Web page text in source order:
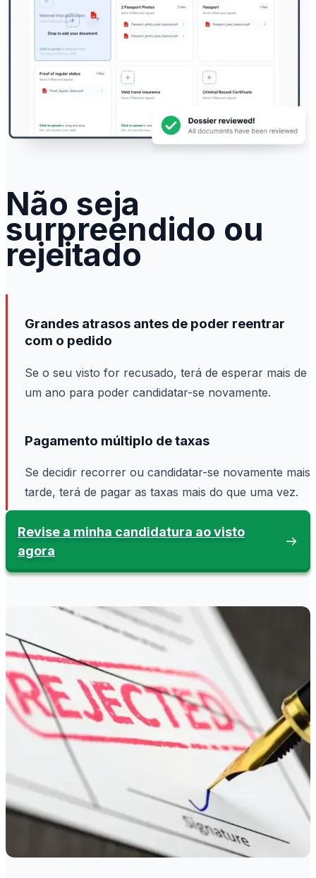
Não seja
surpreendido ou
rejeitado
Grandes atrasos antes de poder reentrar
com o pedido
Se o seu visto for recusado, terá de esperar mais de
um ano para poder candidatar-se novamente.
Pagamento múltiplo de taxas
Se decidir recorrer ou candidatar-se novamente mais
tarde, terá de pagar as taxas mais do que uma vez.
Revise a minha candidatura ao visto
agora